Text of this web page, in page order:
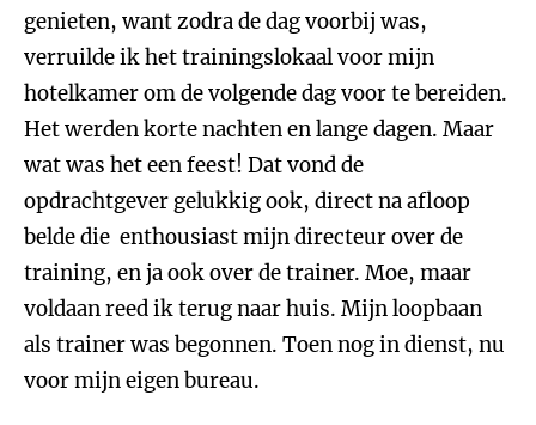
genieten, want zodra de dag voorbij was,
verruilde ik het trainingslokaal voor mijn
hotelkamer om de volgende dag voor te bereiden.
Het werden korte nachten en lange dagen. Maar
wat was het een feest! Dat vond de
opdrachtgever gelukkig ook, direct na afloop
belde die enthousiast mijn directeur over de
training, en ja ook over de trainer. Moe, maar
voldaan reed ik terug naar huis. Mijn loopbaan
als trainer was begonnen. Toen nog in dienst, nu
voor mijn eigen bureau.